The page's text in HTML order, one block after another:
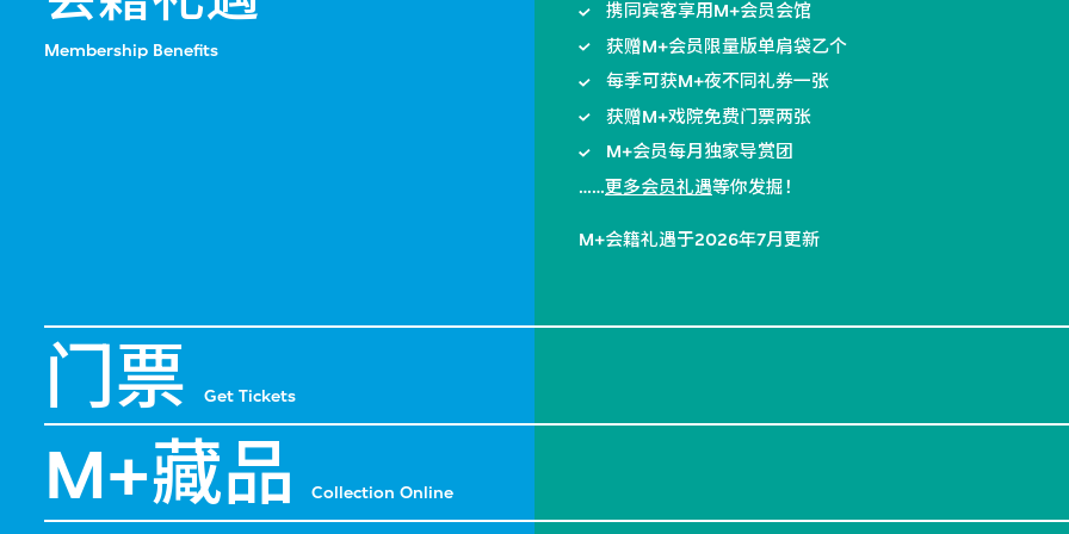
Membership Benefits
携同宾客享用M+会员会馆
获赠M+会员限量版单肩袋乙个
每季可获M+夜不同礼券一张
获赠M+戏院免费门票两张
M+会员每月独家导赏团
……更多会员礼遇等你发掘！
M+会籍礼遇于2026年7月更新
门票 Get Tickets
M+藏品 Collection Online